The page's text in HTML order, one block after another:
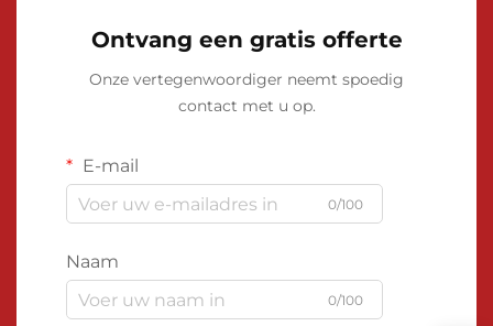
Ontvang een gratis offerte
Onze vertegenwoordiger neemt spoedig
contact met u op.
E-mail
0/100
Naam
0/100